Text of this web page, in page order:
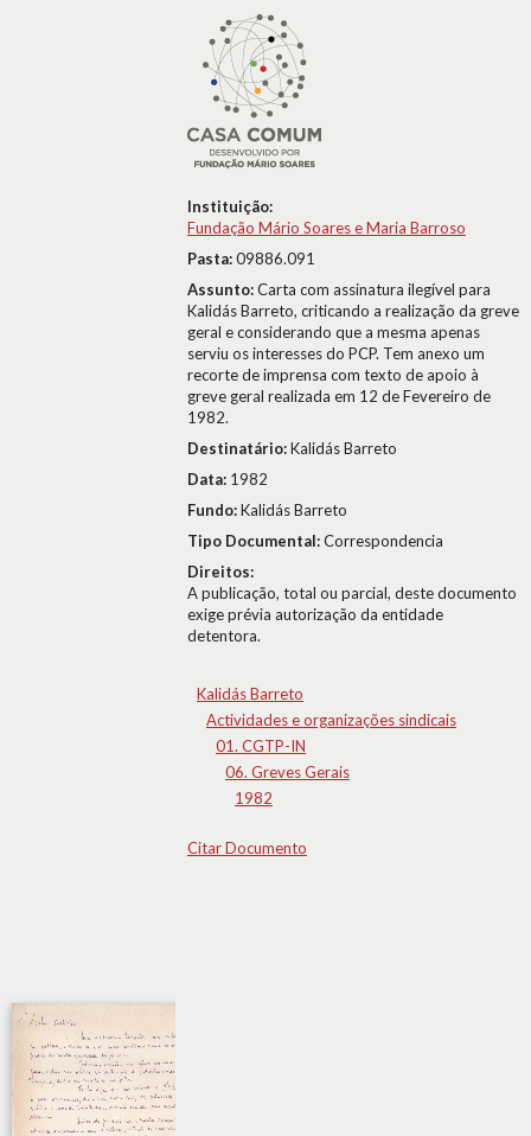
Instituição:
Fundação Mário Soares e Maria Barroso
Pasta:09886.091
Assunto:Carta com assinatura ilegível para
Kalidás Barreto, criticando a realização da greve
geral e considerando que a mesma apenas
serviu os interesses do PCP. Tem anexo um
recorte de imprensa com texto de apoio à
greve geral realizada em 12 de Fevereiro de
1982.
Destinatário:Kalidás Barreto
Data: 1982
Fundo:Kalidás Barreto
Tipo Documental:Correspondencia
Direitos:
A publicação, total ou parcial, deste documento
exige prévia autorização da entidade
detentora.
Kalidás Barreto
Actividades e organizações sindicais
01. CGTP-IN
06. Greves Gerais
1982
Citar Documento